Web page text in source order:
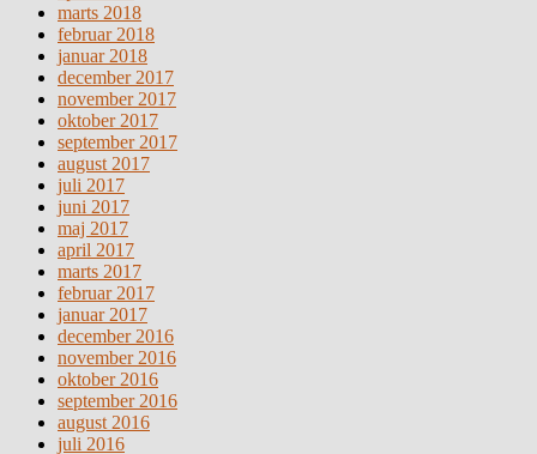
marts 2018
februar 2018
januar 2018
december 2017
november 2017
oktober 2017
september 2017
august 2017
juli 2017
juni 2017
maj 2017
april 2017
marts 2017
februar 2017
januar 2017
december 2016
november 2016
oktober 2016
september 2016
august 2016
juli 2016